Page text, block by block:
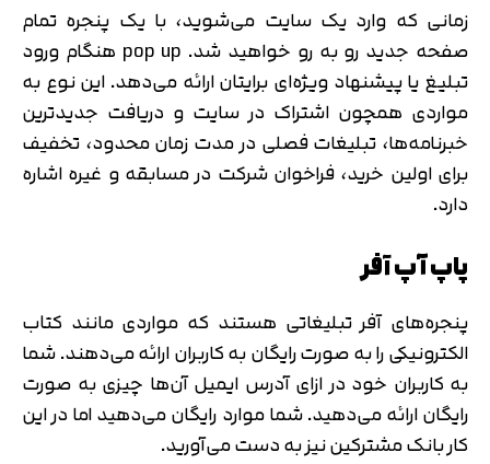
زمانی که وارد یک سایت می‌شوید، با یک پنجره تمام
صفحه جدید رو به رو خواهید شد. pop up هنگام ورود
تبلیغ یا پیشنهاد ویژه‌ای برایتان ارائه می‌دهد. این نوع به
مواردی همچون اشتراک در سایت و دریافت جدیدترین
خبرنامه‌ها، تبلیغات فصلی در مدت زمان محدود، تخفیف
برای اولین خرید، فراخوان شرکت در مسابقه و غیره اشاره
دارد.
پاپ آپ آفر
پنجره‌های آفر تبلیغاتی هستند که مواردی مانند کتاب
الکترونیکی را به صورت رایگان به کاربران ارائه می‌دهند. شما
به کاربران خود در ازای آدرس ایمیل آن‌ها چیزی به صورت
رایگان ارائه می‌دهید. شما موارد رایگان می‌دهید اما در این
کار بانک مشترکین نیز به دست می‌آورید.